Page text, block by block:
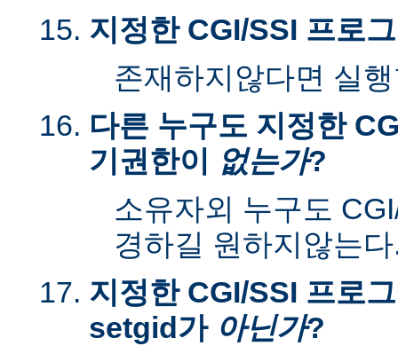
지정한 CGI/SSI 프로
존재하지않다면 실
다른 누구도 지정한
기권한이
없는가?
소유자외 누구도
경하길 원하지않는
지정한 CGI/SSI 프로
setgid가 아닌가?